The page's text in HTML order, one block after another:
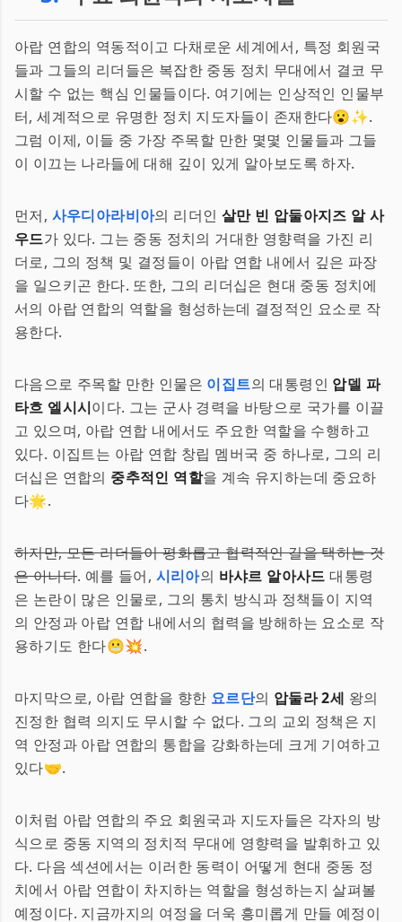
아랍 연합의 역동적이고 다채로운 세계에서, 특정 회원국
들과 그들의 리더들은 복잡한 중동 정치 무대에서 결코 무
시할 수 없는 핵심 인물들이다. 여기에는 인상적인 인물부
터, 세계적으로 유명한 정치 지도자들이 존재한다😮✨.
그럼 이제, 이들 중 가장 주목할 만한 몇몇 인물들과 그들
이 이끄는 나라들에 대해 깊이 있게 알아보도록 하자.
먼저, 사우디아라비아의 리더인 살만 빈 압둘아지즈 알 사
우드가 있다. 그는 중동 정치의 거대한 영향력을 가진 리
더로, 그의 정책 및 결정들이 아랍 연합 내에서 깊은 파장
을 일으키곤 한다. 또한, 그의 리더십은 현대 중동 정치에
서의 아랍 연합의 역할을 형성하는데 결정적인 요소로 작
용한다.
다음으로 주목할 만한 인물은 이집트의 대통령인 압델 파
타흐 엘시시이다. 그는 군사 경력을 바탕으로 국가를 이끌
고 있으며, 아랍 연합 내에서도 주요한 역할을 수행하고
있다. 이집트는 아랍 연합 창립 멤버국 중 하나로, 그의 리
더십은 연합의 중추적인 역할을 계속 유지하는데 중요하
다🌟.
하지만, 모든 리더들이 평화롭고 협력적인 길을 택하는 것
은 아니다. 예를 들어, 시리아의 바샤르 알아사드 대통령
은 논란이 많은 인물로, 그의 통치 방식과 정책들이 지역
의 안정과 아랍 연합 내에서의 협력을 방해하는 요소로 작
용하기도 한다😬💥.
마지막으로, 아랍 연합을 향한 요르단의 압둘라 2세 왕의
진정한 협력 의지도 무시할 수 없다. 그의 교외 정책은 지
역 안정과 아랍 연합의 통합을 강화하는데 크게 기여하고
있다🤝.
이처럼 아랍 연합의 주요 회원국과 지도자들은 각자의 방
식으로 중동 지역의 정치적 무대에 영향력을 발휘하고 있
다. 다음 섹션에서는 이러한 동력이 어떻게 현대 중동 정
치에서 아랍 연합이 차지하는 역할을 형성하는지 살펴볼
예정이다. 지금까지의 여정을 더욱 흥미롭게 만들 예정이